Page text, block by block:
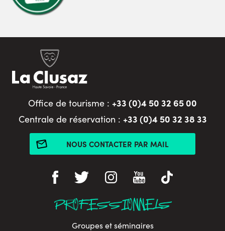
Office de tourisme : +33 (0)4 50 32 65 00
Centrale de réservation : +33 (0)4 50 32 38 33
NOUS CONTACTER PAR MAIL
PROFESSIONNELS
Groupes et séminaires